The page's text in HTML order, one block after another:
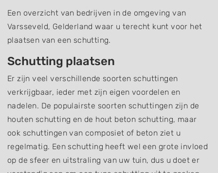
Een overzicht van bedrijven in de omgeving van
Varsseveld, Gelderland waar u terecht kunt voor het
plaatsen van een schutting.
Schutting plaatsen
Er zijn veel verschillende soorten schuttingen
verkrijgbaar, ieder met zijn eigen voordelen en
nadelen. De populairste soorten schuttingen zijn de
houten schutting en de hout beton schutting, maar
ook schuttingen van composiet of beton ziet u
regelmatig. Een schutting heeft wel een grote invloed
op de sfeer en uitstraling van uw tuin, dus u doet er